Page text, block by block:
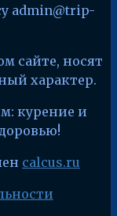
admin@trip-
сайте, носят
характер.
курение и
calcus.ru